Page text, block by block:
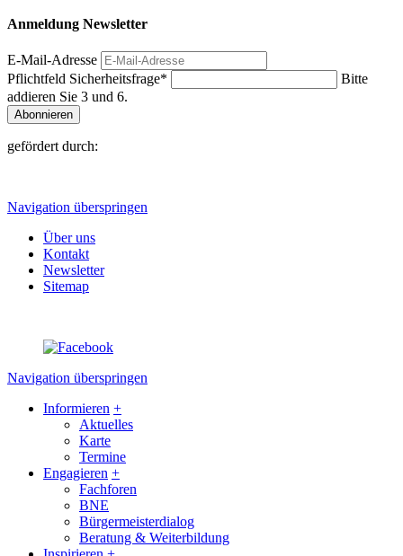
Anmeldung Newsletter
E-Mail-Adresse
Pflichtfeld Sicherheitsfrage*
Bitte
addieren Sie 3 und 6.
Abonnieren
gefördert durch:
Navigation überspringen
Über uns
Kontakt
Newsletter
Sitemap
Navigation überspringen
Informieren +
Aktuelles
Karte
Termine
Engagieren +
Fachforen
BNE
Bürgermeisterdialog
Beratung & Weiterbildung